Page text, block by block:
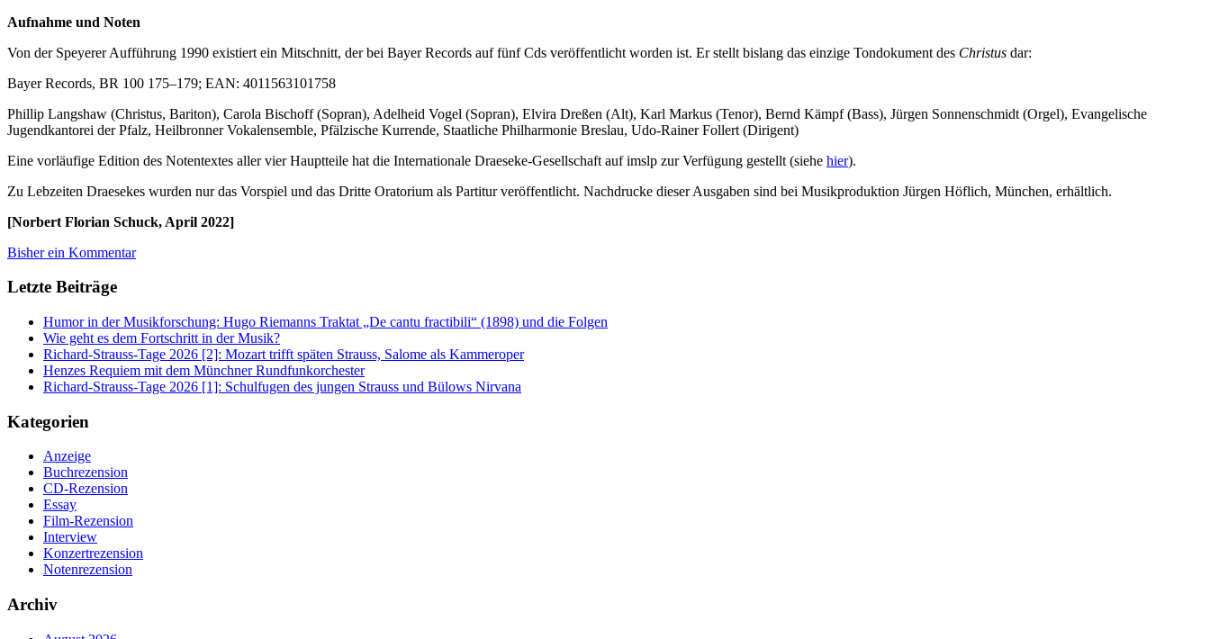
Aufnahme und Noten
Von der Speyerer Aufführung 1990 existiert ein Mitschnitt, der bei Bayer Records auf fünf Cds veröffentlicht worden ist. Er stellt bislang das einzige Tondokument des Christus dar:
Bayer Records, BR 100 175–179; EAN: 4011563101758
Phillip Langshaw (Christus, Bariton), Carola Bischoff (Sopran), Adelheid Vogel (Sopran), Elvira Dreßen (Alt), Karl Markus (Tenor), Bernd Kämpf (Bass), Jürgen Sonnenschmidt (Orgel), Evangelische
Jugendkantorei der Pfalz, Heilbronner Vokalensemble, Pfälzische Kurrende, Staatliche Philharmonie Breslau, Udo-Rainer Follert (Dirigent)
Eine vorläufige Edition des Notentextes aller vier Hauptteile hat die Internationale Draeseke-Gesellschaft auf imslp zur Verfügung gestellt (siehe hier).
Zu Lebzeiten Draesekes wurden nur das Vorspiel und das Dritte Oratorium als Partitur veröffentlicht. Nachdrucke dieser Ausgaben sind bei Musikproduktion Jürgen Höflich, München, erhältlich.
[Norbert Florian Schuck, April 2022]
Bisher ein Kommentar
Letzte Beiträge
Humor in der Musikforschung: Hugo Riemanns Traktat „De cantu fractibili“ (1898) und die Folgen
Wie geht es dem Fortschritt in der Musik?
Richard-Strauss-Tage 2026 [2]: Mozart trifft späten Strauss, Salome als Kammeroper
Henzes Requiem mit dem Münchner Rundfunkorchester
Richard-Strauss-Tage 2026 [1]: Schulfugen des jungen Strauss und Bülows Nirvana
Kategorien
Anzeige
Buchrezension
CD-Rezension
Essay
Film-Rezension
Interview
Konzertrezension
Notenrezension
Archiv